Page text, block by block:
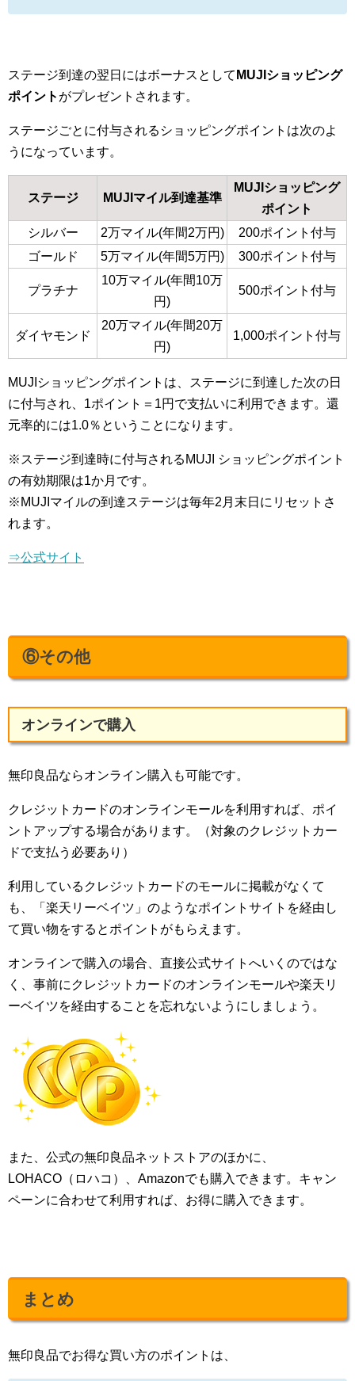
ステージ到達の翌日にはボーナスとして MUJIショッピング
ポイント がプレゼントされます。
ステージごとに付与されるショッピングポイントは次のよ
うになっています。
ステージ MUJIマイル到達基準
MUJIショッピング
ポイント
シルバー
2万マイル(年間2万円)
200ポイント付与
ゴールド
5万マイル(年間5万円) 300ポイント付与
プラチナ
10万マイル(年間10万
円)
500ポイント付与
ダイヤモンド
20万マイル(年間20万
円)
1,000ポイント付与
MUJIショッピングポイントは、ステージに到達した次の日
に付与され、1ポイント＝1円で支払いに利用できます。還
元率的には1.0％ということになります。
※ステージ到達時に付与されるMUJI ショッピングポイント
の有効期限は1か月です。
※MUJIマイルの到達ステージは毎年2月末日にリセットさ
れます。
⇒公式サイト
⑥その他
オンラインで購入
無印良品ならオンライン購入も可能です。
クレジットカードのオンラインモールを利用すれば、ポイ
ントアップする場合があります。（対象のクレジットカー
ドで支払う必要あり）
利用しているクレジットカードのモールに掲載がなくて
も、「楽天リーベイツ」のようなポイントサイトを経由し
て買い物をするとポイントがもらえます。
オンラインで購入の場合、直接公式サイトへいくのではな
く、事前にクレジットカードのオンラインモールや楽天リ
ーベイツを経由することを忘れないようにしましょう。
また、公式の無印良品ネットストアのほかに、
LOHACO（ロハコ）、Amazonでも購入できます。キャン
ペーンに合わせて利用すれば、お得に購入できます。
まとめ
無印良品でお得な買い方のポイントは、